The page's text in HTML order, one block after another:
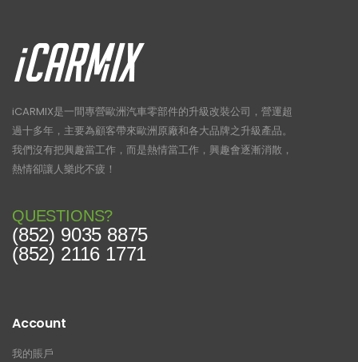
iCARMIX是一間專營歐洲汽車零部件的升級改裝公司，營運超
過十多年，主要為顧客帶來歐洲原廠和各大品牌之升級產品。
我們沒有把興趣當工作，而是熱情當工作，興趣會逐漸消散，
熱情卻讓人樂此不疲！
QUESTIONS?
(852) 9035 8875
(852) 2116 1771
Account
我的賬戶